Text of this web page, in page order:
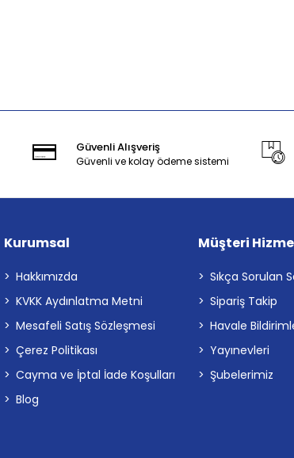
Güvenli Alışveriş
Güvenli ve kolay ödeme sistemi
Kurumsal
Hakkımızda
KVKK Aydınlatma Metni
Mesafeli Satış Sözleşmesi
Çerez Politikası
Cayma ve İptal İade Koşulları
Blog
Müşteri
Sıkça Sorulan
Sipariş Takip
Havale
Yayınevleri
Şubelerimiz